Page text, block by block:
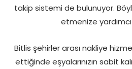
takip sistemi de bulunuyor.
etmenize
Bitlis şehirler arası nakliye
ettiğinde eşyalarınızın sabit